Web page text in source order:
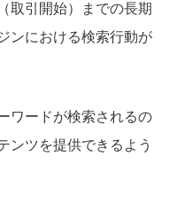
取引開始）までの長期
ンにおける検索行動が
ワードが検索されるの
ンツを提供できるよう